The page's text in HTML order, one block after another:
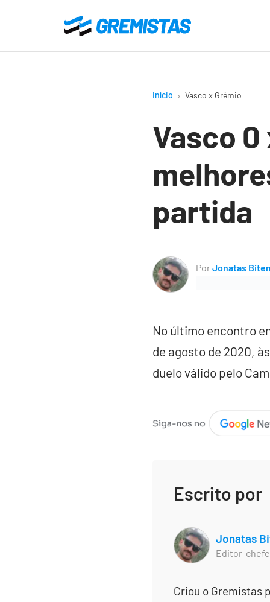
o
Gremistas
Início Vasco x Grêmio
Vasco 0
partida
PorJonatas
No último encontro
de agosto de 2020,
duelo válido pelo
Escrito por
Jonatas
Editor-chefe
Criou o Gremistas